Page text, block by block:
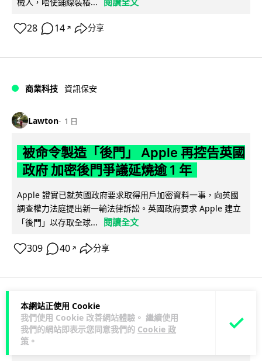
本網站正使用 Cookie
我們使用 Cookie 改善網站體驗。 繼續使用
我們的網站即表示您同意我們的 Cookie 政
策 。
28 14 ↗ 分享
商業科技 資訊保安
Lawton 1 日
被命令製造「後門」 Apple 再控告英國
政府 加密後門爭議延燒逾 1 年
Apple 證實已就英國政府要求取得用戶加密資料一事，向英國
調查權力法庭提出新一輪法律訴訟。英國政府要求 Apple 建立
「後門」以存取全球...
閱讀全文
309 40 ↗ 分享
科技娛樂 生活科技
Lawton